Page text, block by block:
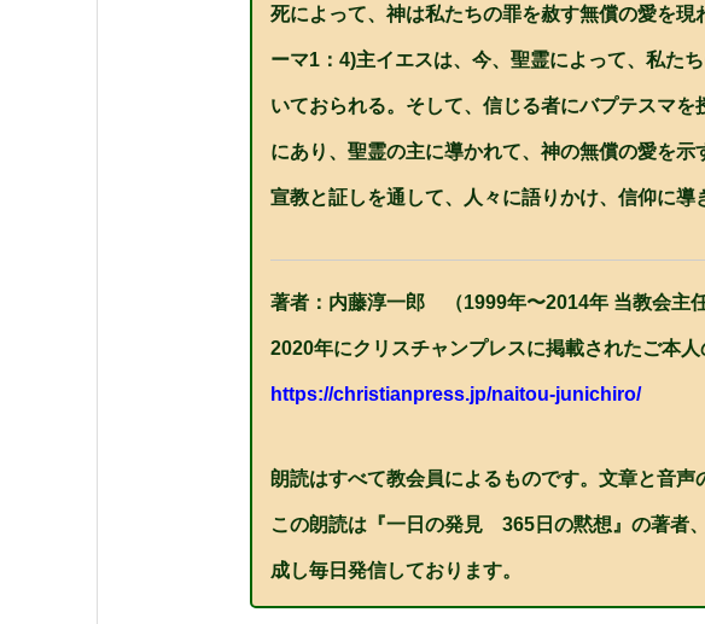
死によって、神は私たちの罪を赦す無償の愛を
ーマ1：4)主イエスは、今、聖霊によって、私た
いておられる。そして、信じる者にバプテスマ
にあり、聖霊の主に導かれて、神の無償の愛を
宣教と証しを通して、人々に語りかけ、信仰に導
著者：内藤淳一郎 （1999年〜2014年 当教会主任
2020年にクリスチャンプレスに掲載されたご本
https://christianpress.jp/naitou-junichiro/
朗読はすべて教会員によるものです。文章と音声
この朗読は『一日の発見 365日の黙想』の著者
成し毎日発信しております。